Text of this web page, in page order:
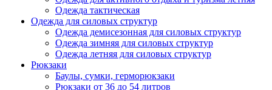
Одежда тактическая
Одежда для силовых структур
Одежда демисезонная для силовых структур
Одежда зимняя для силовых структур
Одежда летняя для силовых структур
Рюкзаки
Баулы, сумки, герморюкзаки
Рюкзаки от 36 до 54 литров